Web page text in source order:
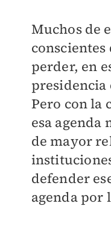
Muchos de
perder, en
presidencia
Pero con la
esa agenda
de mayor
defender
agenda por